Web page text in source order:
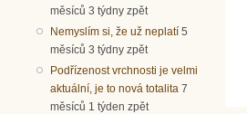
měsíců 3 týdny zpět
Nemyslím si, že už neplatí 5
měsíců 3 týdny zpět
Podřízenost vrchnosti je velmi
aktuální, je to nová totalita 7
měsíců 1 týden zpět